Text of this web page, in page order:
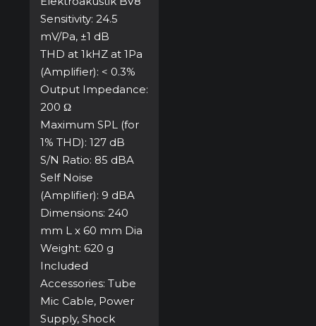
Sensitivity: 24.5
mV/Pa, ±1 dB
THD at 1kHZ at 1Pa
(Amplifier): < 0.3%
Output Impedance:
200 Ω
Maximum SPL (for
1% THD): 127 dB
S/N Ratio: 85 dBA
Self Noise
(Amplifier): 9 dBA
Dimensions: 240
mm L x 60 mm Dia
Weight: 620 g
Included
Accessories: Tube
Mic Cable, Power
Supply, Shock